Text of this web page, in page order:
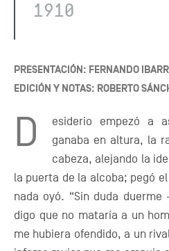
1910
PRESENTACIÓN: FERNANDO
EDICIÓN Y NOTAS: ROBERTO
D
esiderio empezó a
ganaba en altura, la
cabeza, alejando la
la puerta de la alcoba; pegó
nada oyó. “Sin duda
digo que no mataría a un
me hubiera ofendido, a un